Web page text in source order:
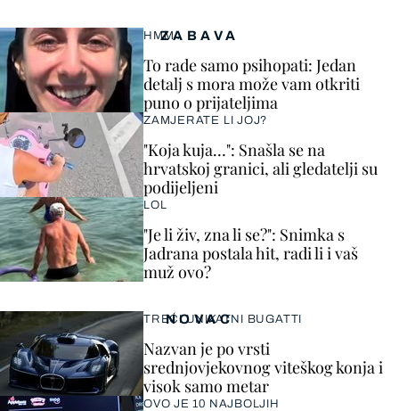
ZABAVA
HMM…
To rade samo psihopati: Jedan
detalj s mora može vam otkriti
puno o prijateljima
ZAMJERATE LI JOJ?
"Koja kuja…": Snašla se na
hrvatskoj granici, ali gledatelji su
podijeljeni
LOL
"Je li živ, zna li se?": Snimka s
Jadrana postala hit, radi li i vaš
muž ovo?
NOVAC
TREĆI UNIKATNI BUGATTI
Nazvan je po vrsti
srednjovjekovnog viteškog konja i
visok samo metar
OVO JE 10 NAJBOLJIH